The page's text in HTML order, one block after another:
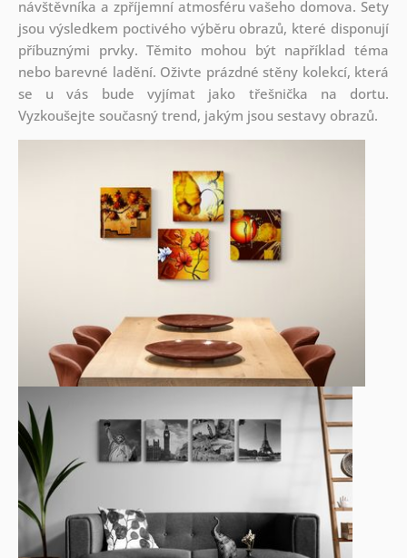
návštěvníka a zpříjemní atmosféru vašeho domova. Sety
jsou výsledkem poctivého výběru obrazů, které disponují
příbuznými prvky. Těmito mohou být například téma
nebo barevné ladění. Oživte prázdné stěny kolekcí, která
se u vás bude vyjímat jako třešnička na dortu.
Vyzkoušejte současný trend, jakým jsou sestavy obrazů.